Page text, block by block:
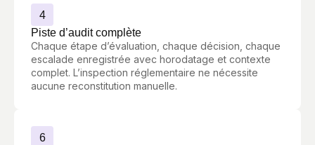
4
Piste d’audit complète
Chaque étape d’évaluation, chaque décision, chaque
escalade enregistrée avec horodatage et contexte
complet. L’inspection réglementaire ne nécessite
aucune reconstitution manuelle.
6